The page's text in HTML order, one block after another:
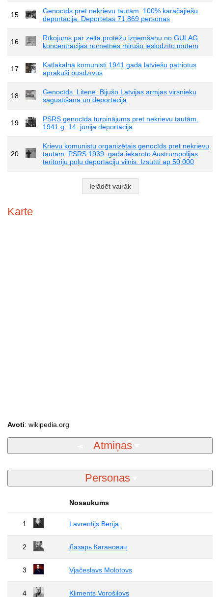
15
Genocīds pret nekrievu tautām. 100% karačajiešu
deportācija. Deportētas 71,869 personas
16
Rīkojums par zelta protēžu izņemšanu no GULAG
koncentrācijas nometnēs mirušo ieslodzīto mutēm
17
Katlakalnā komunisti 1941.gadā latviešu patriotus
aprakuši pusdzīvus
18
Genocīds. Litene. Bijušo Latvijas armjas virsnieku
sagūstīšana un deportācija
19
PSRS genocīda turpinājums pret nekrievu tautām.
1941.g. 14. jūnija deportācija
20
Krievu komunistu organizētais genocīds pret nekrievu
tautām. PSRS 1939. gadā iekaroto Austrumpolijas
teritoriju poļu deportāciju vilnis. Izsūtīti ap 50,000
Ielādēt vairāk
Karte
Avoti: wikipedia.org
Atmiņas
Personas
Nosaukums
1 Lavrentijs Berija
2 Лазарь Каганович
3 Vjačeslavs Molotovs
4 Kliments Vorošilovs